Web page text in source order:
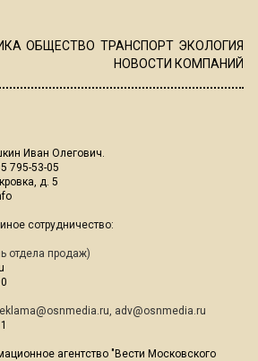
ОБЩЕСТВО ТРАНСПОРТ ЭКОЛОГИЯ
НОВОСТИ КОМПАНИЙ
Иван Олегович.
795-53-05
д. 5
сотрудничество:
отдела продаж)
, adv@osnmedia.ru
агентство "Вести Московского